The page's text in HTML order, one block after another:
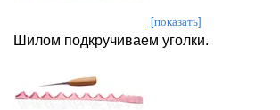
[показать]
Шилом подкручиваем уголки.